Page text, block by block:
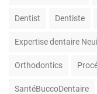
Dentist Dentiste
Expertise dentaire
Orthodontics
SantéBuccoDentaire